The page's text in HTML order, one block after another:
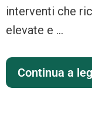
interventi che
elevate e …
Continua a